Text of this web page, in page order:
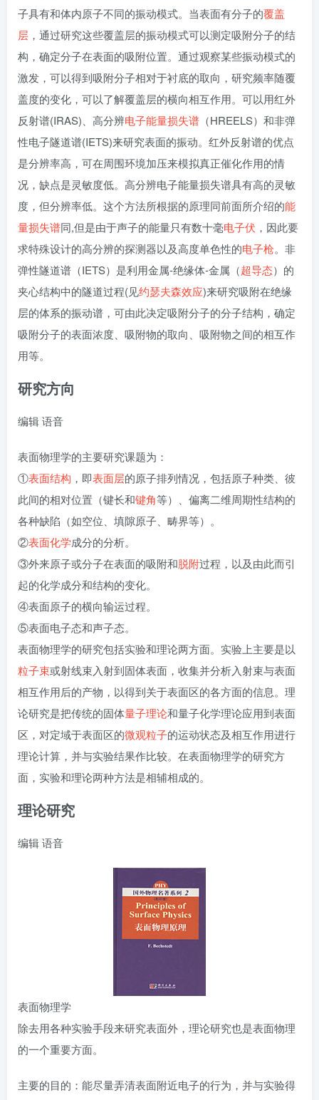
子具有和体内原子不同的振动模式。当表面有分子的覆盖
层 ，通过研究这些覆盖层的振动模式可以测定吸附分子的结
构，确定分子在表面的吸附位置。通过观察某些振动模式的
激发，可以得到吸附分子相对于衬底的取向，研究频率随覆
盖度的变化，可以了解覆盖层的横向相互作用。可以用红外
反射谱(IRAS)、高分辨电子能量损失谱 （HREELS）和非弹
性电子隧道谱(IETS)来研究表面的振动。红外反射谱的优点
是分辨率高，可在周围环境加压来模拟真正催化作用的情
况，缺点是灵敏度低。高分辨电子能量损失谱具有高的灵敏
度，但分辨率低。这个方法所根据的原理同前面所介绍的能
量损失谱同,但是由于声子的能量只有数十毫电子伏 ，因此要
求特殊设计的高分辨的探测器以及高度单色性的电子枪。非
弹性隧道谱（IETS）是利用金属-绝缘体-金属（超导态）的
夹心结构中的隧道过程(见约瑟夫森效应)来研究吸附在绝缘
层的体系的振动谱，可由此决定吸附分子的分子结构，确定
吸附分子的表面浓度、吸附物的取向、吸附物之间的相互作
用等。
研究方向
编辑语音
表面物理学的主要研究课题为：
①表面结构 ，即表面层的原子排列情况，包括原子种类、彼
此间的相对位置（键长和键角等）、偏离二维周期性结构的
各种缺陷（如空位、填隙原子、畴界等）。
②表面化学成分的分析。
③外来原子或分子在表面的吸附和脱附过程，以及由此而引
起的化学成分和结构的变化。
④表面原子的横向输运过程。
⑤表面电子态和声子态。
表面物理学的研究包括实验和理论两方面。实验上主要是以
粒子束或射线束入射到固体表面，收集并分析入射束与表面
相互作用后的产物，以得到关于表面区的各方面的信息。理
论研究是把传统的固体量子理论和量子化学理论应用到表面
区，对定域于表面区的微观粒子的运动状态及相互作用进行
理论计算，并与实验结果作比较。在表面物理学的研究方
面，实验和理论两种方法是相辅相成的。
理论研究
编辑语音
表面物理学
除去用各种实验手段来研究表面外，理论研究也是表面物理
的一个重要方面。
主要的目的：能尽量弄清表面附近电子的行为，并与实验得